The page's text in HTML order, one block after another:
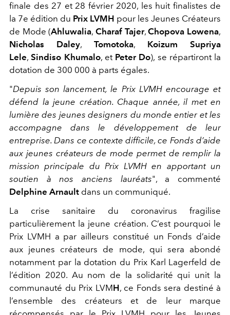
finale des 27 et 28 février 2020, les huit finalistes de
la 7e édition du Prix LVMH pour les Jeunes Créateurs
de Mode (Ahluwalia,Charaf Tajer,Chopova Lowena,
Nicholas Daley, Tomotoka, Koizum Supriya
Lele,Sindiso Khumalo, et Peter Do), se répartiront la
dotation de 300 000 à parts égales.
"Depuis son lancement, le Prix LVMH encourage et
défend la jeune création. Chaque année, il met en
lumière des jeunes designers du monde entier et les
accompagne dans le développement de leur
entreprise. Dans ce contexte difficile, ce Fonds d’aide
aux jeunes créateurs de mode permet de remplir la
mission principale du Prix LVMH en apportant un
soutien à nos anciens lauréats", a commenté
Delphine Arnault dans un communiqué.
La crise sanitaire du coronavirus fragilise
particulièrement la jeune création. C’est pourquoi le
Prix LVMH a par ailleurs constitué un Fonds d’aide
aux jeunes créateurs de mode, qui sera abondé
notamment par la dotation du Prix Karl Lagerfeld de
l’édition 2020. Au nom de la solidarité qui unit la
communauté du Prix LVMH, ce Fonds sera destiné à
l’ensemble des créateurs et de leur marque